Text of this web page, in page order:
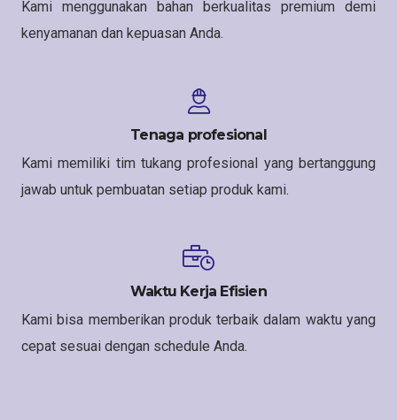
Kami menggunakan bahan berkualitas premium demi
kenyamanan dan kepuasan Anda.
Tenaga profesional
Kami memiliki tim tukang profesional yang bertanggung
jawab untuk pembuatan setiap produk kami.
Waktu Kerja Efisien
Kami bisa memberikan produk terbaik dalam waktu yang
cepat sesuai dengan schedule Anda.